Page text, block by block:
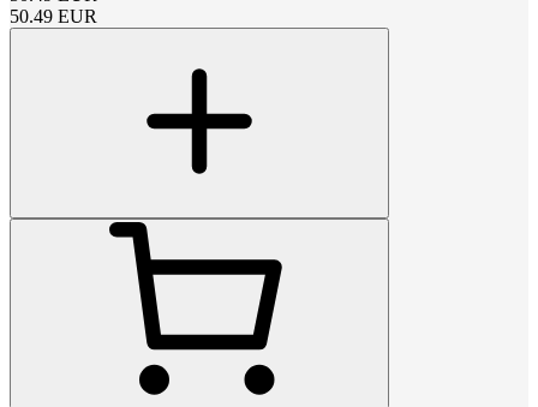
50.49 EUR